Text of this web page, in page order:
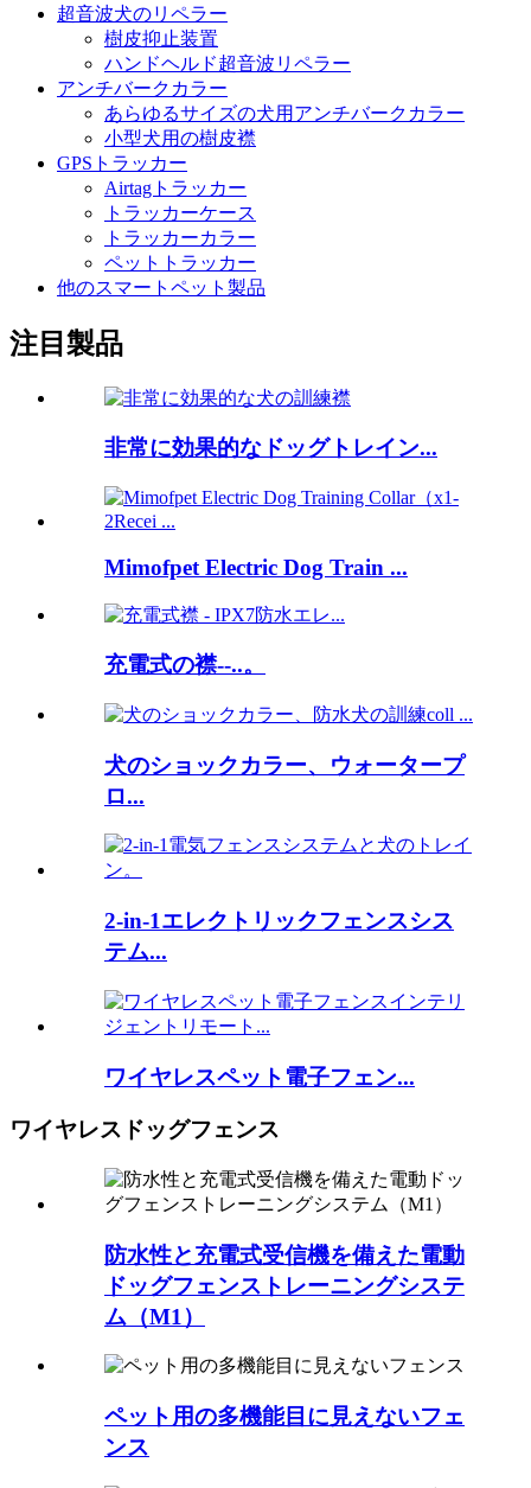
超音波犬のリペラー
樹皮抑止装置
ハンドヘルド超音波リペラー
アンチバークカラー
あらゆるサイズの犬用アンチバークカラー
小型犬用の樹皮襟
GPSトラッカー
Airtagトラッカー
トラッカーケース
トラッカーカラー
ペットトラッカー
他のスマートペット製品
注目製品
非常に効果的なドッグトレイン...
Mimofpet Electric Dog Train ...
充電式の襟--..。
犬のショックカラー、ウォータープ
ロ...
2-in-1エレクトリックフェンスシス
テム...
ワイヤレスペット電子フェン...
ワイヤレスドッグフェンス
防水性と充電式受信機を備えた電動
ドッグフェンストレーニングシステ
ム（M1）
ペット用の多機能目に見えないフェ
ンス